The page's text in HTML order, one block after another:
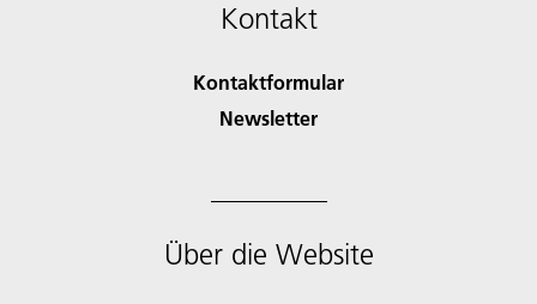
Kontakt
Kontaktformular
Newsletter
Über die Website